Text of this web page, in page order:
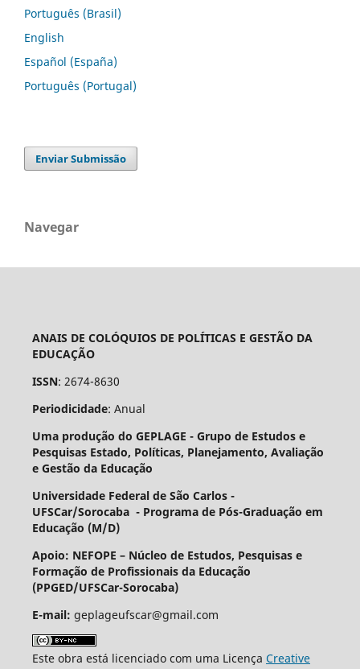
Português (Brasil)
English
Español (España)
Português (Portugal)
Enviar Submissão
Navegar
ANAIS DE COLÓQUIOS DE POLÍTICAS E GESTÃO DA
EDUCAÇÃO
ISSN: 2674-8630
Periodicidade: Anual
Uma produção do GEPLAGE - Grupo de Estudos e
Pesquisas Estado, Políticas, Planejamento, Avaliação
e Gestão da Educação
Universidade Federal de São Carlos -
UFSCar/Sorocaba - Programa de Pós-Graduação em
Educação (M/D)
Apoio: NEFOPE – Núcleo de Estudos, Pesquisas e
Formação de Profissionais da Educação
(PPGED/UFSCar-Sorocaba)
E-mail: geplageufscar@gmail.com
Este obra está licenciado com uma Licença Creative